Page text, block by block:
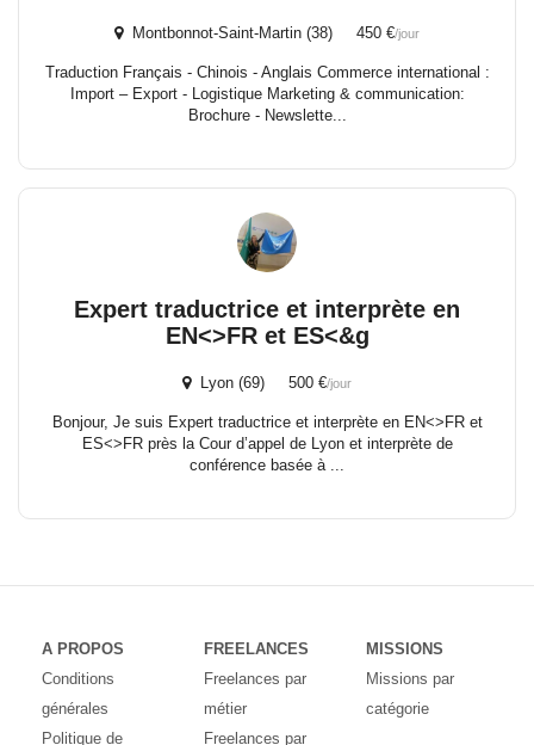
Montbonnot-Saint-Martin (38) 450 €/jour
Traduction Français - Chinois - Anglais Commerce international :
Import – Export - Logistique Marketing & communication:
Brochure - Newslette...
Expert traductrice et interprète en
EN<>FR et ES<&g
Lyon (69) 500 €/jour
Bonjour, Je suis Expert traductrice et interprète en EN<>FR et
ES<>FR près la Cour d’appel de Lyon et interprète de
conférence basée à ...
A PROPOS
Conditions
générales
Politique de
FREELANCES
Freelances par
métier
Freelances par
MISSIONS
Missions par
catégorie